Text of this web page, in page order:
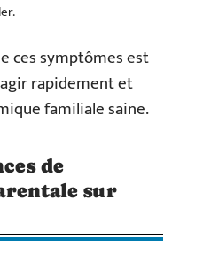
ces symptômes est
rapidement et
familiale saine.
de
sur